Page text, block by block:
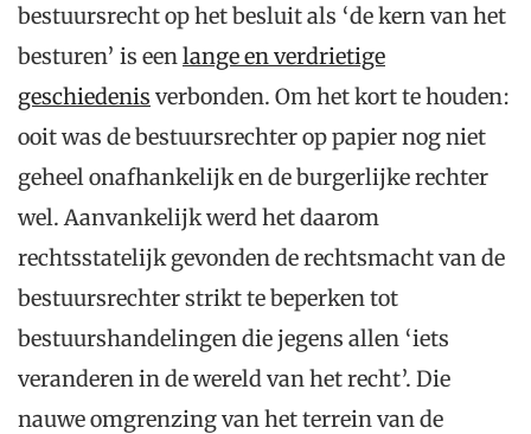
bestuursrecht op het besluit als ‘de kern van het
besturen’ is een lange en verdrietige
geschiedenis verbonden. Om het kort te houden:
ooit was de bestuursrechter op papier nog niet
geheel onafhankelijk en de burgerlijke rechter
wel. Aanvankelijk werd het daarom
rechtsstatelijk gevonden de rechtsmacht van de
bestuursrechter strikt te beperken tot
bestuurshandelingen die jegens allen ‘iets
veranderen in de wereld van het recht’. Die
nauwe omgrenzing van het terrein van de